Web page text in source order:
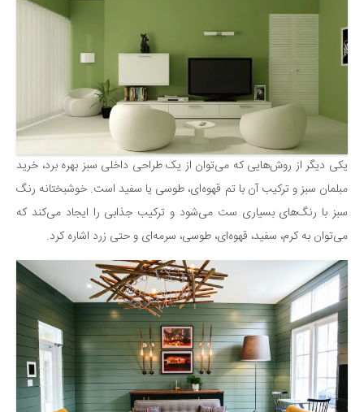
خودرو
دانستنی‌ها
بازی
طنز
فال
مسابقه
اخبار
یکی دیگر از روش‌هایی که می‌توان از یک طراحی داخلی سبز بهره برد، خرید
مبلمان سبز و ترکیب آن با تم قهوه‌ای، طوسی یا سفید است. خوشبختانه رنگ
سبز با رنگ‌های بسیاری ست می‌شود و ترکیب جذابی را ایجاد می‌کند که
می‌توان به کرم، سفید، قهوه‌ای، طوسی، سرمه‌ای و حتی زرد اشاره کرد.